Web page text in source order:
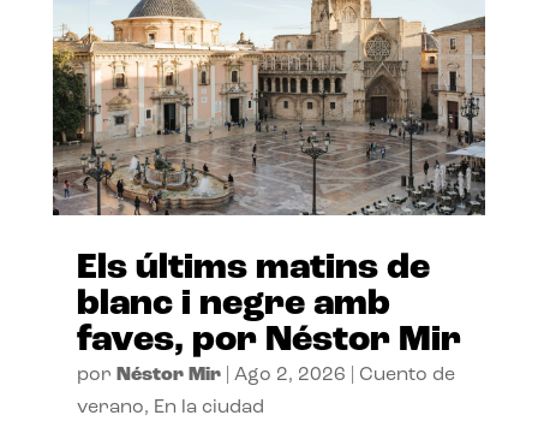
Els últims matins de
blanc i negre amb
faves, por Néstor Mir
por Néstor Mir| Ago 2, 2026
Cuento de
verano, En la ciudad